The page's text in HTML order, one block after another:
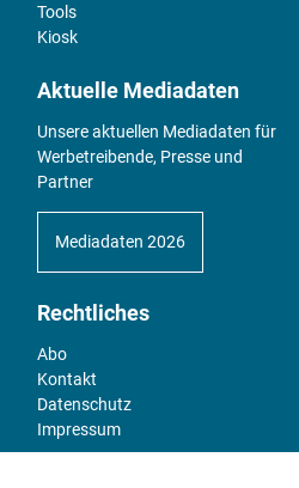
Tools
Kiosk
Aktuelle Mediadaten
Unsere aktuellen Mediadaten für
Werbetreibende, Presse und
Partner
Mediadaten 2026
Rechtliches
Abo
Kontakt
Datenschutz
Impressum